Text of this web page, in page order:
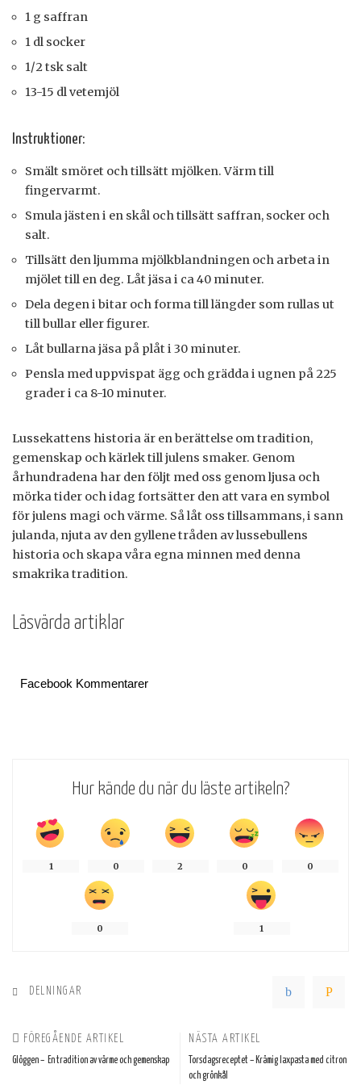
1 g saffran
1 dl socker
1/2 tsk salt
13-15 dl vetemjöl
Instruktioner:
Smält smöret och tillsätt mjölken. Värm till
fingervarmt.
Smula jästen i en skål och tillsätt saffran, socker och
salt.
Tillsätt den ljumma mjölkblandningen och arbeta in
mjölet till en deg. Låt jäsa i ca 40 minuter.
Dela degen i bitar och forma till längder som rullas ut
till bullar eller figurer.
Låt bullarna jäsa på plåt i 30 minuter.
Pensla med uppvispat ägg och grädda i ugnen på 225
grader i ca 8-10 minuter.
Lussekattens historia är en berättelse om tradition,
gemenskap och kärlek till julens smaker. Genom
århundradena har den följt med oss genom ljusa och
mörka tider och idag fortsätter den att vara en symbol
för julens magi och värme. Så låt oss tillsammans, i sann
julanda, njuta av den gyllene tråden av lussebullens
historia och skapa våra egna minnen med denna
smakrika tradition.
Läsvärda artiklar
Facebook Kommentarer
Hur kände du när du läste artikeln?
1 0 2 0 0
0 1
DELNINGAR
FÖREGÅENDE ARTIKEL
Glöggen – En tradition av värme och gemenskap
NÄSTA ARTIKEL
Torsdagsreceptet – Krämig laxpasta med citron
och grönkål